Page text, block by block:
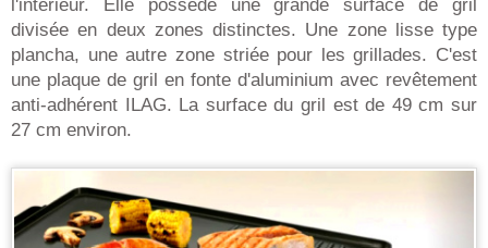
l'intérieur. Elle possède une grande surface de gril
divisée en deux zones distinctes. Une zone lisse type
plancha, une autre zone striée pour les grillades. C'est
une plaque de gril en fonte d'aluminium avec revêtement
anti-adhérent ILAG. La surface du gril est de 49 cm sur
27 cm environ.